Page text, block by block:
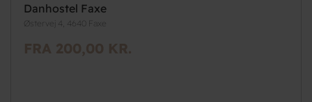
Danhostel Faxe
Østervej 4, 4640 Faxe
FRA 200,00 KR.